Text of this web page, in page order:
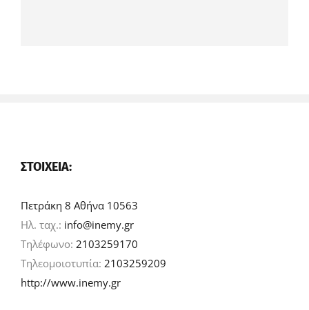
ΣΤΟΙΧΕΊΑ:
Πετράκη 8 Αθήνα 10563
Ηλ. ταχ.: info@inemy.gr
Τηλέφωνο: 2103259170
Τηλεομοιοτυπία: 2103259209
http://www.inemy.gr